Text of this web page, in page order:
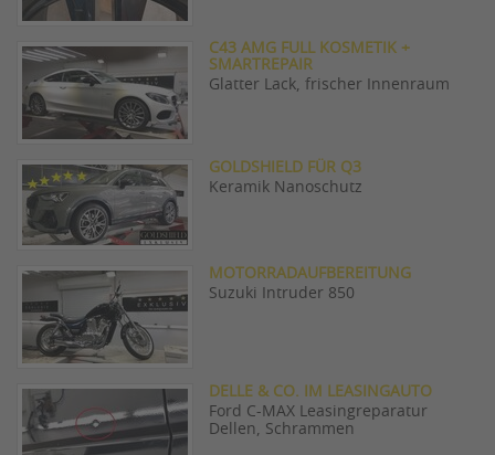
C43 AMG FULL KOSMETIK +
SMARTREPAIR
Glatter Lack, frischer Innenraum
GOLDSHIELD FÜR Q3
Keramik Nanoschutz
MOTORRADAUFBEREITUNG
Suzuki Intruder 850
DELLE & CO. IM LEASINGAUTO
Ford C-MAX Leasingreparatur
Dellen, Schrammen